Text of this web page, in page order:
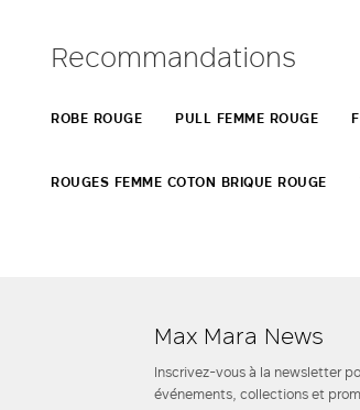
Recommandations
ROBE ROUGE PULL FEMME ROUGE
ROUGES FEMME COTON BRIQUE ROUGE
Max Mara News
Inscrivez-vous à la newsletter
événements, collections et